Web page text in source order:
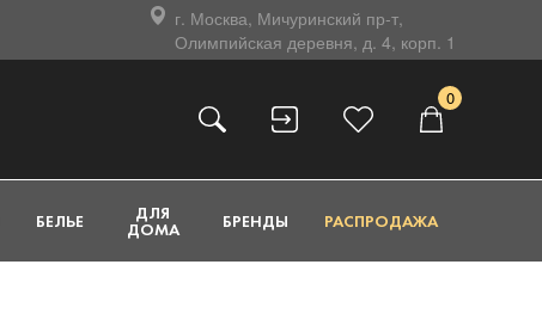
г. Москва, Мичуринский пр-т,
Олимпийская деревня, д. 4, корп. 1
0
БЕЛЬЕ ДЛЯ
ДОМА БРЕНДЫ РАСПРОДАЖА